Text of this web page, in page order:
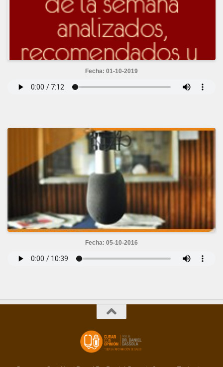
Fecha: 01-10-2019
Fecha: 05-10-2016